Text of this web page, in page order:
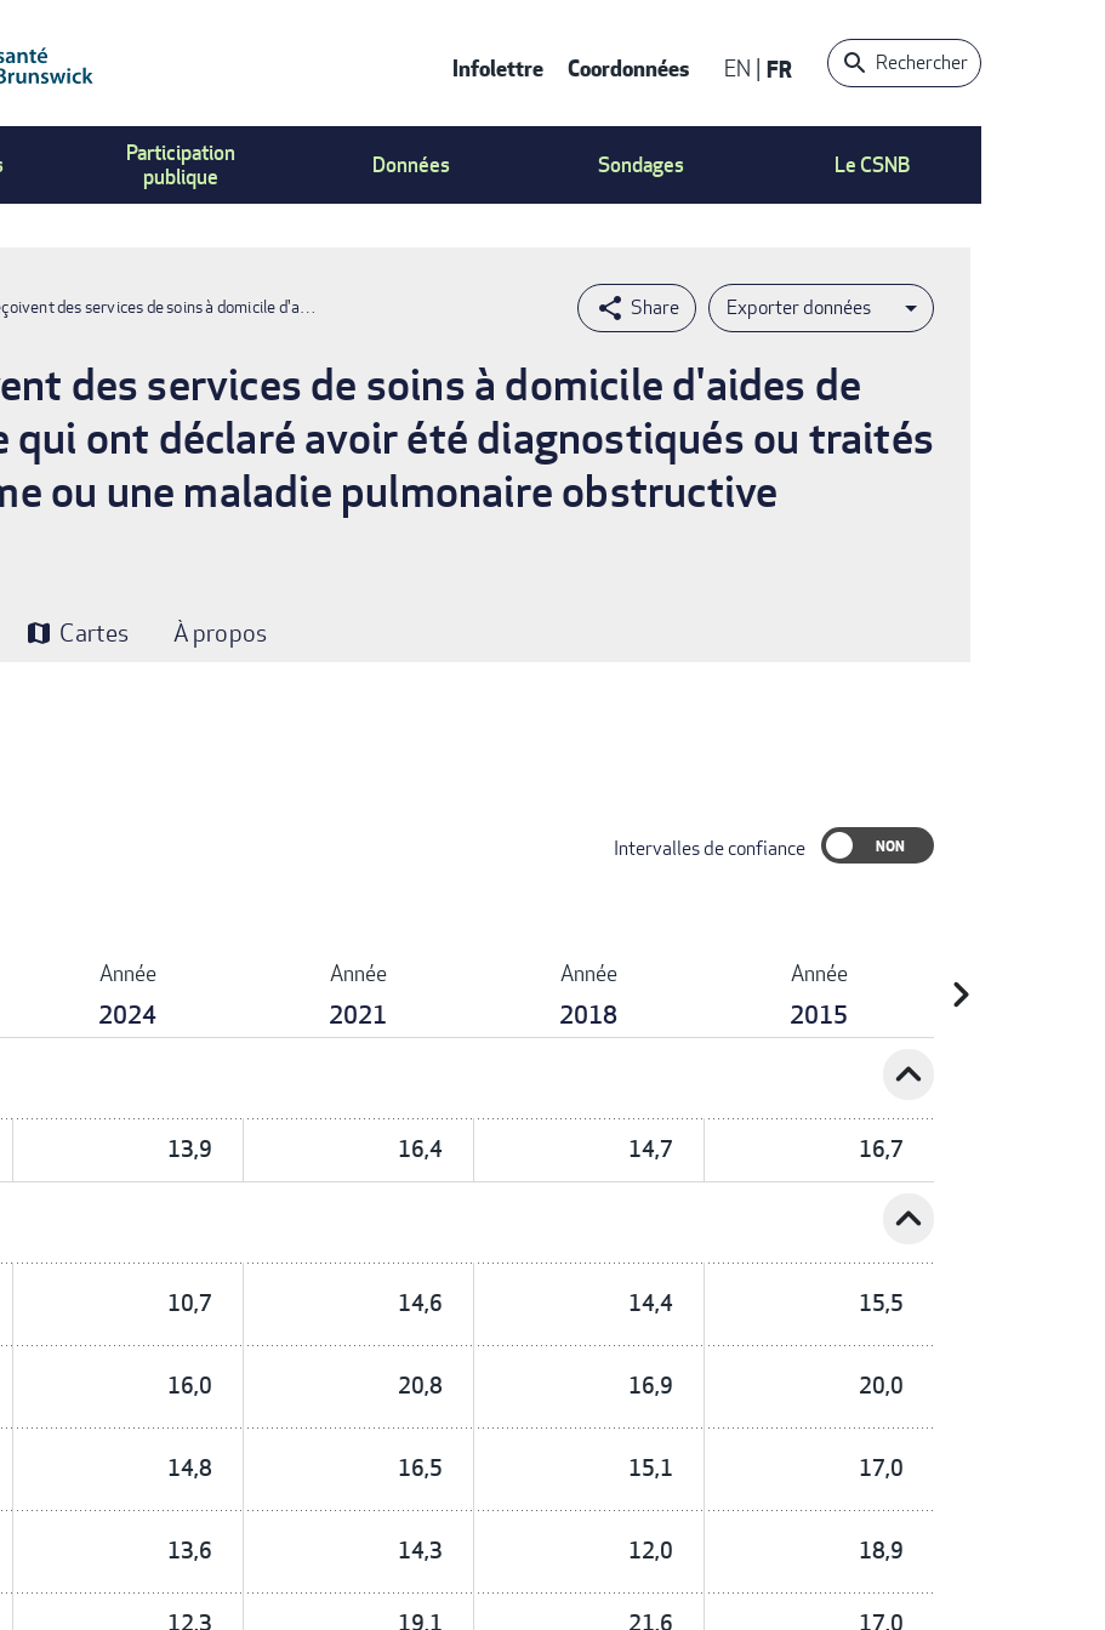
Contact
Menu
Infolettre Coordonnées EN FR Rechercher
Participation
publique
Données Sondages Le CSNB
Exporter données
des services de soins à domicile d'a…
des services de soins à domicile d'aides de
qui ont déclaré avoir été diagnostiqués ou traités
ou une maladie pulmonaire obstructive
map Cartes À propos
Intervalles de confiance
Année
2024
Année
2021
Année
2018
Année
2015 chevron_right
expand_less
13,9 16,4 14,7 16,7
expand_less
10,7 14,6 14,4 15,5
16,0 20,8 16,9 20,0
14,8 16,5 15,1 17,0
13,6 14,3 12,0 18,9
12,3 19,1 21,6 17,0